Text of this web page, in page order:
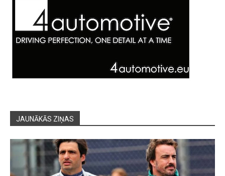
JAUNĀKĀS ZIŅAS